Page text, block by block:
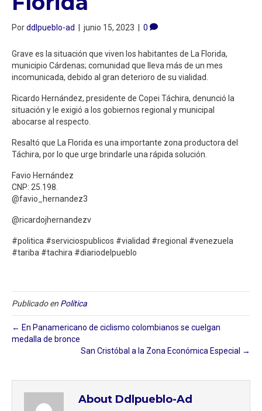
Porddlpueblo-ad junio 15, 2023 0
Grave es la situación que viven los habitantes de La Florida,
municipio Cárdenas; comunidad que lleva más de un mes
incomunicada, debido al gran deterioro de su vialidad.
Ricardo Hernández, presidente de Copei Táchira, denunció la
situación y le exigió a los gobiernos regional y municipal
abocarse al respecto.
Resaltó que La Florida es una importante zona productora del
Táchira, por lo que urge brindarle una rápida solución.
Favio Hernández
CNP: 25.198.
@favio_hernandez3
@ricardojhernandezv
#politica #serviciospublicos #vialidad #regional #venezuela
#tariba #tachira #diariodelpueblo
Publicado en Política
← En Panamericano de ciclismo colombianos se cuelgan
medalla de bronce
San Cristóbal a la Zona Económica Especial →
About Ddlpueblo-Ad